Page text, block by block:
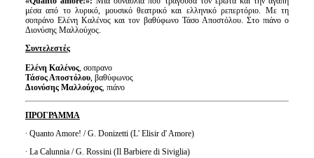
μέσα από το λυρικό, μουσικό θεατρικό και ελληνικό ρεπερτόριο. Mε τη
σοπράνο Ελένη Καλένος και τον βαθύφωνο Τάσο Αποστόλου. Στο πιάνο ο
Διονύσης Μαλλούχος.
Συντελεστές
Ελένη Καλένος, σοπρανο
Τάσος Αποστόλου, βαθύφωνος
Διονύσης Μαλλούχος, πιάνο
ΠΡΟΓΡΑΜΜΑ
· Quanto Amore! / G. Donizetti (L' Elisir d' Amore)
· La Calunnia / G. Rossini (Il Barbiere di Siviglia)